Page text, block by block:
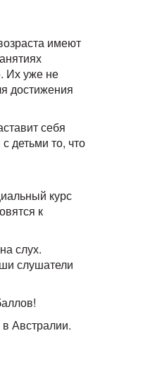
имеют
Их уже не
достижения
себя
детьми то, что
курс
к
слух.
слушатели
Австралии.